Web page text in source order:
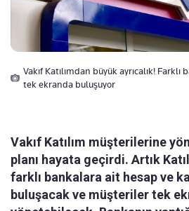
Vakıf Katılımdan büyük ayrıcalık!
tek ekranda buluşuyor
Vakıf Katılım müşterilerine
planı hayata geçirdi. Artık
farklı bankalara ait hesap ve
buluşacak ve müşteriler tek